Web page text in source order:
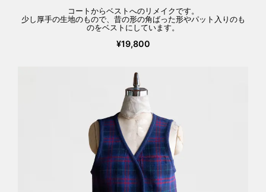
コートからベストへのリメイクです。
少し厚手の生地のもので、昔の形の角ばった形やパット入りのも
のをベストにしています。
¥19,800